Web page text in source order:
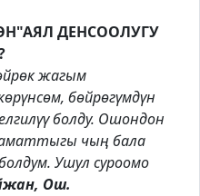
ДЕНСООЛУГУ
жагым
бөйрөгүмдүн
болду. Ошондон
чың бала
Ушул суроомо
Ош.